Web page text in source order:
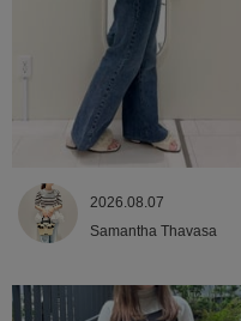
2026.08.07
Samantha Thavasa